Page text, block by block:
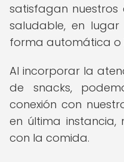
satisfagan
saludable, en
forma automática o
Al incorporar la
de snacks,
conexión con
en última instancia,
con la comida.